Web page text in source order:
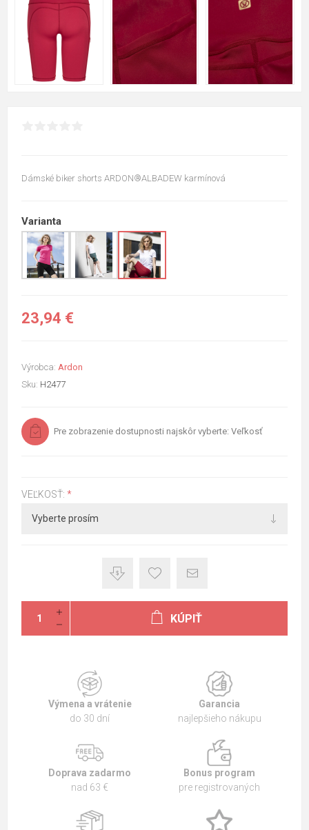
Dámské biker shorts ARDON®ALBADEW karmínová
Varianta
23,94 €
Výrobca: Ardon
Sku: H2477
Pre zobrazenie dostupnosti najskôr vyberte: Veľkosť
VEĽKOSŤ: *
KÚPIŤ
Výmena a vrátenie
do 30 dní
Garancia
najlepšieho nákupu
Doprava zadarmo
nad 63 €
Bonus program
pre registrovaných